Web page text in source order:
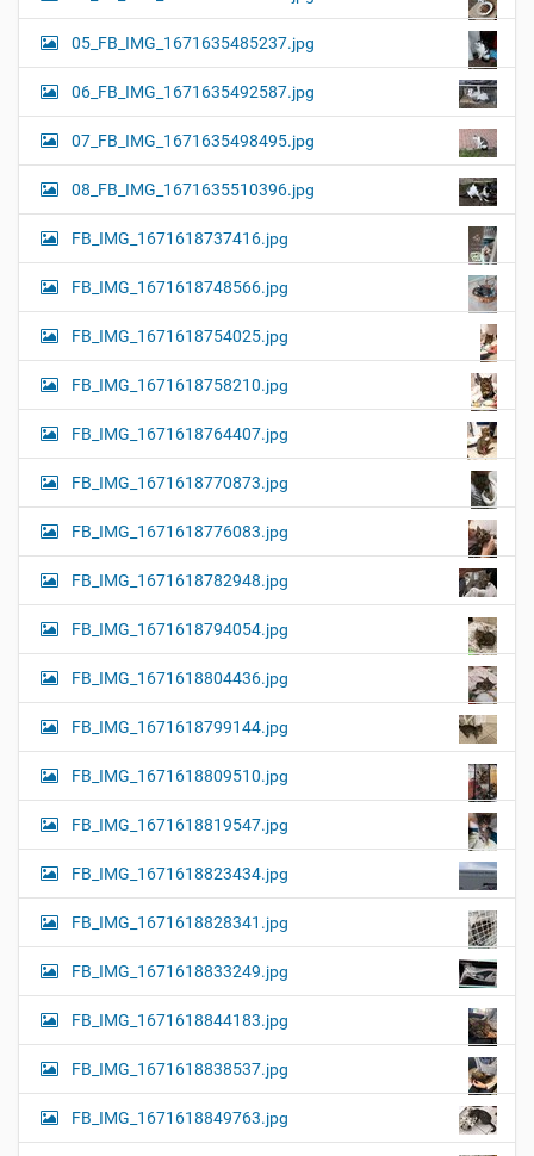
05_FB_IMG_1671635485237.jpg
06_FB_IMG_1671635492587.jpg
07_FB_IMG_1671635498495.jpg
08_FB_IMG_1671635510396.jpg
FB_IMG_1671618737416.jpg
FB_IMG_1671618748566.jpg
FB_IMG_1671618754025.jpg
FB_IMG_1671618758210.jpg
FB_IMG_1671618764407.jpg
FB_IMG_1671618770873.jpg
FB_IMG_1671618776083.jpg
FB_IMG_1671618782948.jpg
FB_IMG_1671618794054.jpg
FB_IMG_1671618804436.jpg
FB_IMG_1671618799144.jpg
FB_IMG_1671618809510.jpg
FB_IMG_1671618819547.jpg
FB_IMG_1671618823434.jpg
FB_IMG_1671618828341.jpg
FB_IMG_1671618833249.jpg
FB_IMG_1671618844183.jpg
FB_IMG_1671618838537.jpg
FB_IMG_1671618849763.jpg